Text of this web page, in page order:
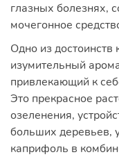
глазных болезнях,
мочегонное
Одно из
изумительный
привлекающий к
Это прекрасное
озеленения,
больших деревьев,
каприфоль в